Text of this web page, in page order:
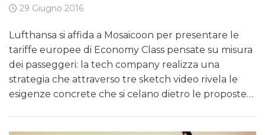
29 Giugno 2016
Lufthansa si affida a Mosaicoon per presentare le
tariffe europee di Economy Class pensate su misura
dei passeggeri: la tech company realizza una
strategia che attraverso tre sketch video rivela le
esigenze concrete che si celano dietro le proposte…